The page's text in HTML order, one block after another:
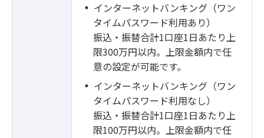
インターネットバンキング（ワン
タイムパスワード利用あり）
振込・振替合計1口座1日あたり上
限300万円以内。上限金額内で任
意の設定が可能です。
インターネットバンキング（ワン
タイムパスワード利用なし）
振込・振替合計1口座1日あたり上
限100万円以内。上限金額内で任